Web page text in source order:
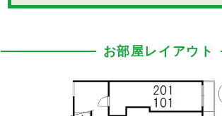
お部屋レイアウト